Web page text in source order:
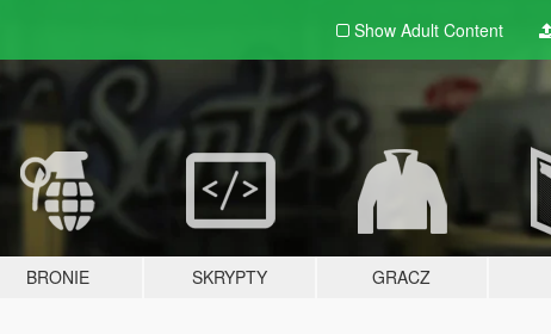
Show Adult Content
BRONIE SKRYPTY GRACZ